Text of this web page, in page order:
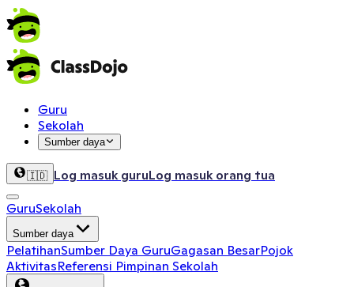
Guru
Sekolah
Sumber daya
🇮🇩 Log masuk guruLog masuk orang tua
GuruSekolah
Sumber daya
PelatihanSumber Daya GuruGagasan BesarPojok
AktivitasReferensi Pimpinan Sekolah